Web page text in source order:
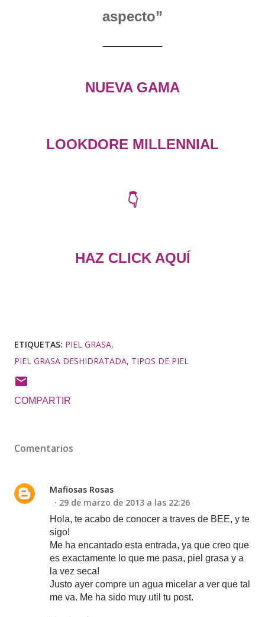
aspecto”
NUEVA GAMA
LOOKDORE MILLENNIAL
👇
HAZ CLICK AQUÍ
ETIQUETAS: PIEL GRASA
PIEL GRASA DESHIDRATADA TIPOS DE PIEL
COMPARTIR
Comentarios
Mafiosas Rosas
29 de marzo de 2013 a las 22:26
Hola, te acabo de conocer a traves de BEE, y te
sigo!
Me ha encantado esta entrada, ya que creo que
es exactamente lo que me pasa, piel grasa y a
la vez seca!
Justo ayer compre un agua micelar a ver que tal
me va. Me ha sido muy util tu post.